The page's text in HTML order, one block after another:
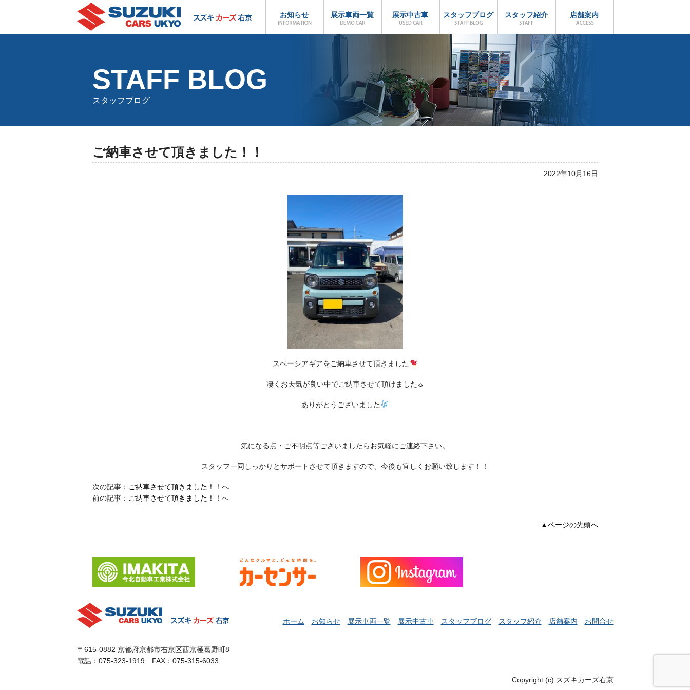
お知らせ 展示車両一覧 展示中古車 スタッフブログ スタッフ紹介 店舗案内
STAFF BLOG
スタッフブログ
ご納車させて頂きました！！
2022年10月16日
スペーシアギアをご納車させて頂きました
凄くお天気が良い中でご納車させて頂けました☼
ありがとうございました
気になる点・ご不明点等ございましたらお気軽にご連絡下さい。
スタッフ一同しっかりとサポートさせて頂きますので、今後も宜しくお願い致します！！
次の記事： ご納車させて頂きました！！ へ
前の記事： ご納車させて頂きました！！ へ
▲ページの先頭へ
ホーム お知らせ 展示車両一覧 展示中古車 スタッフブログ スタッフ紹介 店舗案内 お問合せ
〒615-0882 京都府京都市右京区西京極葛野町8
電話：075-323-1919 FAX：075-315-6033
Copyright (c) スズキカーズ右京